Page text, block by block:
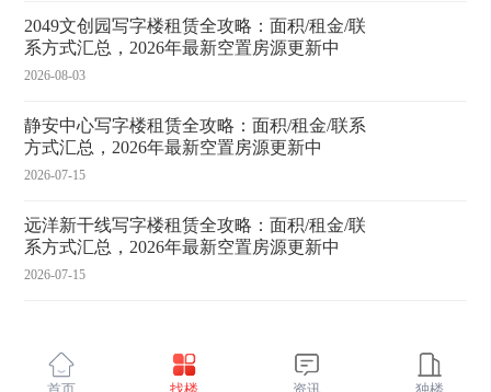
2049文创园写字楼租赁全攻略：面积/租金/联
系方式汇总，2026年最新空置房源更新中
2026-08-03
静安中心写字楼租赁全攻略：面积/租金/联系
方式汇总，2026年最新空置房源更新中
2026-07-15
远洋新干线写字楼租赁全攻略：面积/租金/联
系方式汇总，2026年最新空置房源更新中
2026-07-15